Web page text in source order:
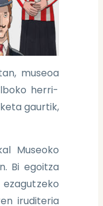
museoa
herri-
gaurtik,
Museoko
Bi egoitza
iruditeria